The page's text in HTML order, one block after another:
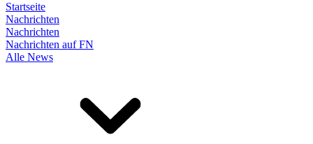
Startseite
Nachrichten
Nachrichten
Nachrichten auf FN
Alle News